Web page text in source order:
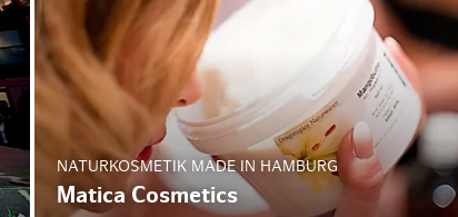
NATURKOSMETIK MADE IN HAMBURG
Matica Cosmetics